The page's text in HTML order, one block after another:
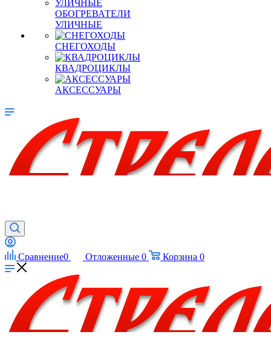
ОБОГРЕВАТЕЛИ
УЛИЧНЫЕ
СНЕГОХОДЫ
КВАДРОЦИКЛЫ
АКСЕССУАРЫ
Сравнение0 Отложенные 0 Корзина 0